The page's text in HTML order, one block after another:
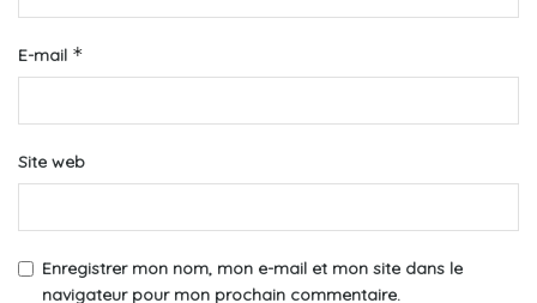
E-mail *
Site web
Enregistrer mon nom, mon e-mail et mon site dans le
navigateur pour mon prochain commentaire.